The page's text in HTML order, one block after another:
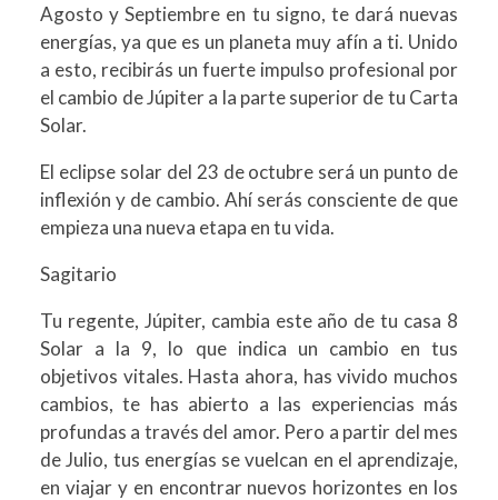
Agosto y Septiembre en tu signo, te dará nuevas
energías, ya que es un planeta muy afín a ti. Unido
a esto, recibirás un fuerte impulso profesional por
el cambio de Júpiter a la parte superior de tu Carta
Solar.
El eclipse solar del 23 de octubre será un punto de
inflexión y de cambio. Ahí serás consciente de que
empieza una nueva etapa en tu vida.
Sagitario
Tu regente, Júpiter, cambia este año de tu casa 8
Solar a la 9, lo que indica un cambio en tus
objetivos vitales. Hasta ahora, has vivido muchos
cambios, te has abierto a las experiencias más
profundas a través del amor. Pero a partir del mes
de Julio, tus energías se vuelcan en el aprendizaje,
en viajar y en encontrar nuevos horizontes en los